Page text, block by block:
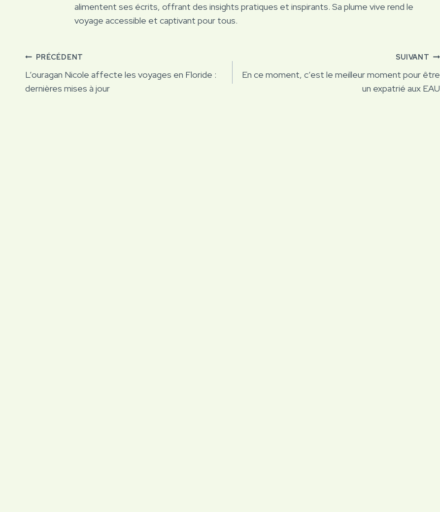
alimentent ses écrits, offrant des insights pratiques et inspirants. Sa plume vive rend le
voyage accessible et captivant pour tous.
Navigation
de
PRÉCÉDENT
L’ouragan Nicole affecte les voyages en Floride :
dernières mises à jour
SUIVANT
En ce moment, c’est le meilleur moment pour être
un expatrié aux EAU